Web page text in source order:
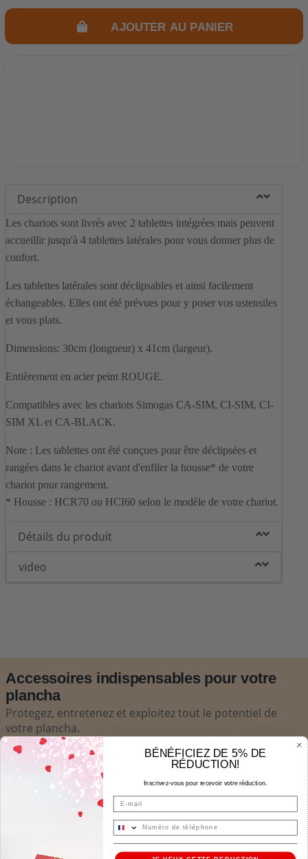
SIM XL et CA-BLACK.
Vendues par paires, en complément des 2 tablettes déjà
fournies avec le chariot (pour passer de 2 à 4 tablettes).
AJOUTER AU PANIER
Description
Les chariots sont livrés avec 2 tablettes intégrées mais peuvent
accueillir jusqu'à 4 tablettes latérales pour vous donner plus de
confort.
Les tablettes latérales sont déclipsables et ainsi facilement
échangeables. Elles ont été prévues pour y poser vos ustensiles
et vous plats.
Dimensions: 30cm (longueur) x 41cm (largeur).
Entièrement en acier peint ROUGE.
Compatibles avec les chariots Simogas CA-SIM, CI-SIM, CI-
SIM XL et CA-BLACK.
Note : Les tablettes ont été conçues pour être déclipsées et
rangées dans le chariot avant d'enfiler la housse* de votre
chariot pour rangement.
* Housse : HCR70 ou HCI60 selon le modèle de votre chariot.
Détails du produit
video
Accessoires indispensables pour votre
plancha
Protegez, entretenez et exploitez tout le potentiel de
votre plancha.
-31% PACK
BÉNÉFICIEZ DE 5% DE
RÉDUCTION!
Inscrivez-vous pour recevoir votre réduction.
Email